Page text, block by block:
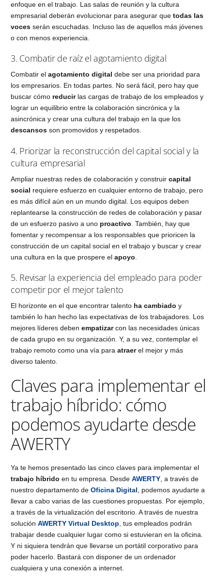
enfoque en el trabajo. Las salas de reunión y la cultura
empresarial deberán evolucionar para asegurar quetodas las
voces serán escuchadas. Incluso las de aquellos más jóvenes
o con menos experiencia.
3. Combatir de raíz el agotamiento digital
Combatir elagotamiento digital debe ser una prioridad para
los empresarios. En todas partes. No será fácil, pero hay que
buscar cómo reducirlas cargas de trabajo de los empleados y
lograr un equilibrio entre la colaboración sincrónica y la
asincrónica y crear una cultura del trabajo en la que los
descansos son promovidos y respetados.
4. Priorizar la reconstrucción del capital social y la
cultura empresarial
Ampliar nuestras redes de colaboración y construircapital
social requiere esfuerzo en cualquier entorno de trabajo, pero
es más difícil aún en un mundo digital. Los equipos deben
replantearse la construcción de redes de colaboración y pasar
de un esfuerzo pasivo a uno proactivo . También, hay que
fomentar y recompensar a los responsables que prioricen la
construcción de un capital social en el trabajo y buscar y crear
una cultura en la que prospere elapoyo
5. Revisar la experiencia del empleado para poder
competir por el mejor talento
El horizonte en el que encontrar talento ha cambiado y
también lo han hecho las expectativas de los trabajadores. Los
mejores líderes debenempatizarcon las necesidades únicas
de cada grupo en su organización. Y, a su vez, contemplar el
trabajo remoto como una vía paraatraerel mejor y más
diverso talento.
Claves para implementar el
trabajo híbrido: cómo
podemos ayudarte desde
AWERTY
Ya te hemos presentado las cinco claves para implementar el
trabajo híbrido en tu empresa. DesdeAWERTY , a través de
nuestro departamento deOficina Digital , podemos ayudarte a
llevar a cabo varias de las cuestiones propuestas. Por ejemplo,
a través de la virtualización del escritorio. A través de nuestra
soluciónAWERTY Virtual Desktop , tus empleados podrán
trabajar desde cualquier lugar como si estuvieran en la oficina.
Y ni siquiera tendrán que llevarse un portátil corporativo para
poder hacerlo. Bastará con disponer de un ordenador
cualquiera y una conexión a internet.